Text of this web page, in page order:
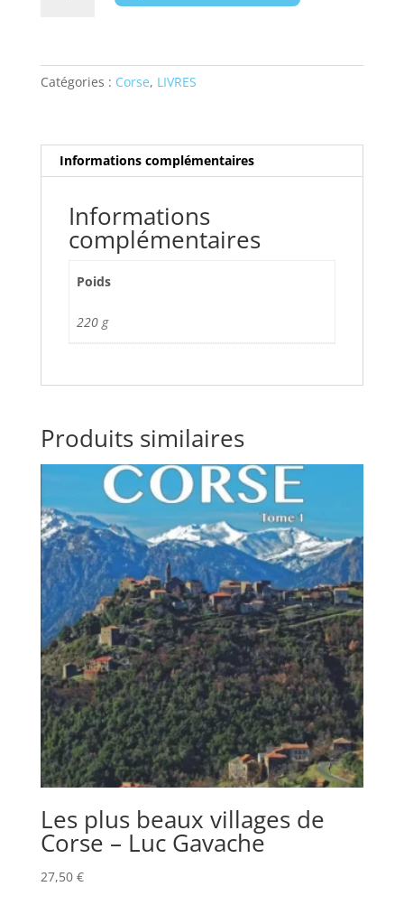
Bastia
enfants
D’ORAZIO,
Frédéric
BERTOCCHINI,
Catégories : Corse, LIVRES
Informations complémentaires
Informations
complémentaires
Poids
220 g
Produits similaires
Les plus beaux villages de
Corse – Luc Gavache
27,50 €